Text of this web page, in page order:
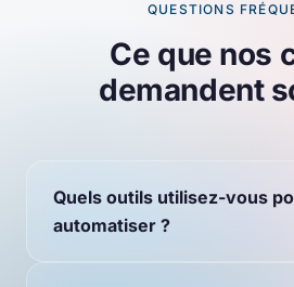
QUESTIONS
Ce que nos
demandent
Quels outils utilisez-vous
automatiser ?